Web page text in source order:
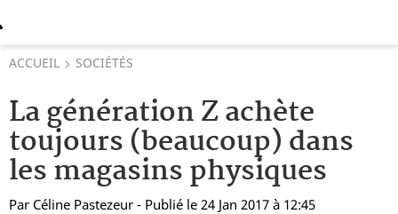
ACCUEIL SOCIÉTÉS
La génération Z achète
toujours (beaucoup) dans
les magasins physiques
Par Céline Pastezeur - Publié le 24 Jan 2017 à 12:45